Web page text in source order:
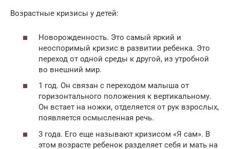
Возрастные кризисы у детей:
Новорожденность. Это самый яркий и
неоспоримый кризис в развитии ребенка. Это
переход от одной среды к другой, из утробной
во внешний мир.
1 год. Он связан с переходом малыша от
горизонтального положения к вертикальному.
Он встает на ножки, отделяется от рук взрослых,
появляется осмысленная речь.
3 года. Его еще называют кризисом «Я сам». В
этом возрасте ребенок разделяет себя и мать на